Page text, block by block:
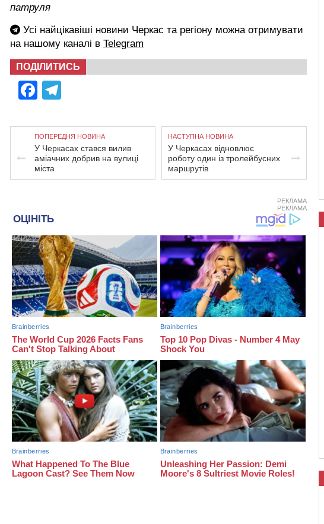
патруля
Усі найцікавіші новини Черкас та регіону можна отримувати
на нашому каналі в Telegram
ПОДІЛИТИСЬ
Facebook
ПОПЕРЕДНЯ НОВИНА
У Черкасах стався вилив
аміачних добрив на вулиці
міста
НАСТУПНА НОВИНА
У Черкасах відновлює
роботу один із тролейбусних
маршрутів
РЕКЛАМА
РЕКЛАМА